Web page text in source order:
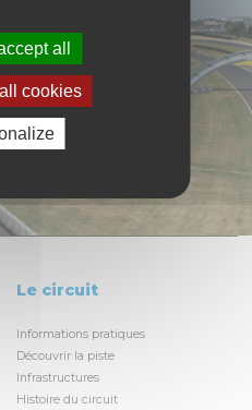
Le circuit
Informations pratiques
Découvrir la piste
Infrastructures
Histoire du circuit
all
cookies